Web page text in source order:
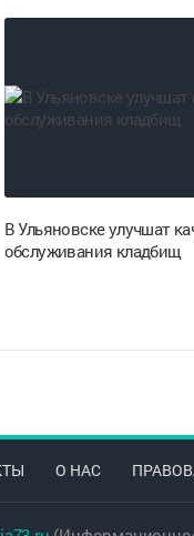
В Ульяновске улучшат
обслуживания кладбищ
О НАС